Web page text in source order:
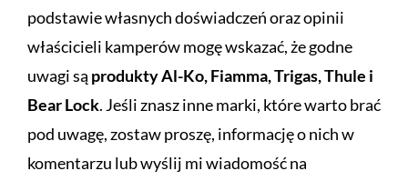
podstawie własnych doświadczeń oraz opinii
właścicieli kamperów mogę wskazać, że godne
uwagi są produkty Al-Ko, Fiamma, Trigas, Thule i
Bear Lock. Jeśli znasz inne marki, które warto brać
pod uwagę, zostaw proszę, informację o nich w
komentarzu lub wyślij mi wiadomość na